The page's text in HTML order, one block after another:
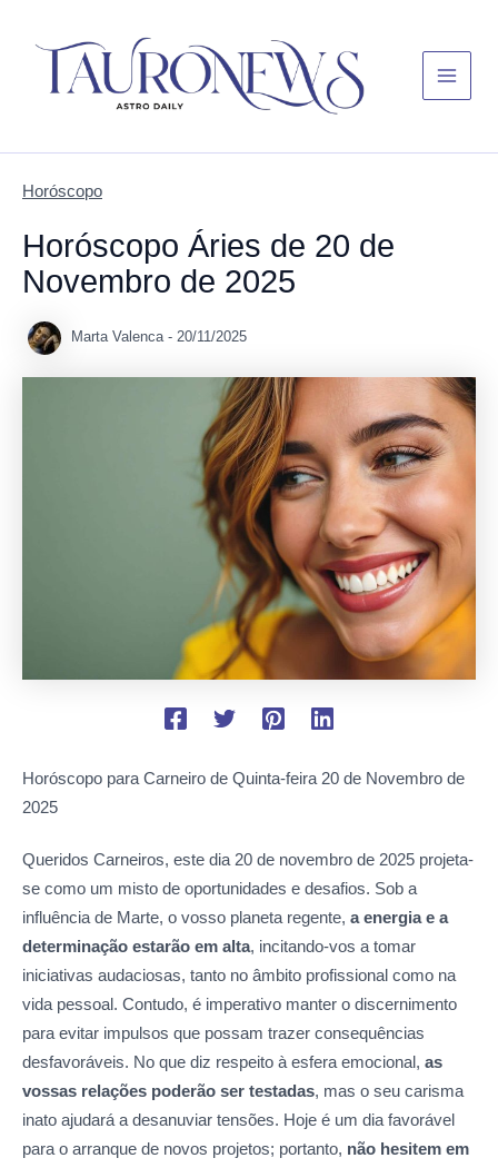
Menu
Horóscopo
Horóscopo Áries de 20 de
Novembro de 2025
Marta Valenca - 20/11/2025
Horóscopo para Carneiro de Quinta-feira 20 de Novembro de
2025
Queridos Carneiros, este dia 20 de novembro de 2025 projeta-
se como um misto de oportunidades e desafios. Sob a
influência de Marte, o vosso planeta regente, a energia e a
determinação estarão em alta, incitando-vos a tomar
iniciativas audaciosas, tanto no âmbito profissional como na
vida pessoal. Contudo, é imperativo manter o discernimento
para evitar impulsos que possam trazer consequências
desfavoráveis. No que diz respeito à esfera emocional, as
vossas relações poderão ser testadas, mas o seu carisma
inato ajudará a desanuviar tensões. Hoje é um dia favorável
para o arranque de novos projetos; portanto, não hesitem em